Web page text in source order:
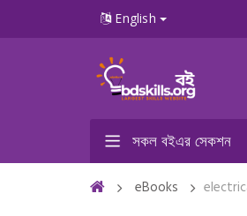
English
সকল বইএর সেকশন
eBooks